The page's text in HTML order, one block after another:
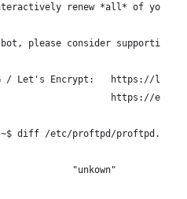
renew *all* of your
please consider supporting
/ Let's Encrypt:   https://
https://
diff /etc/proftpd/
"unkown"